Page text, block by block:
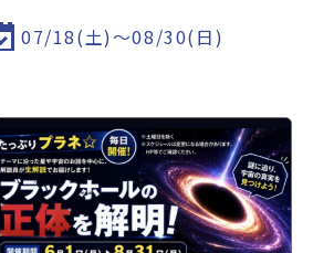
07/18(土)～08/30(日)